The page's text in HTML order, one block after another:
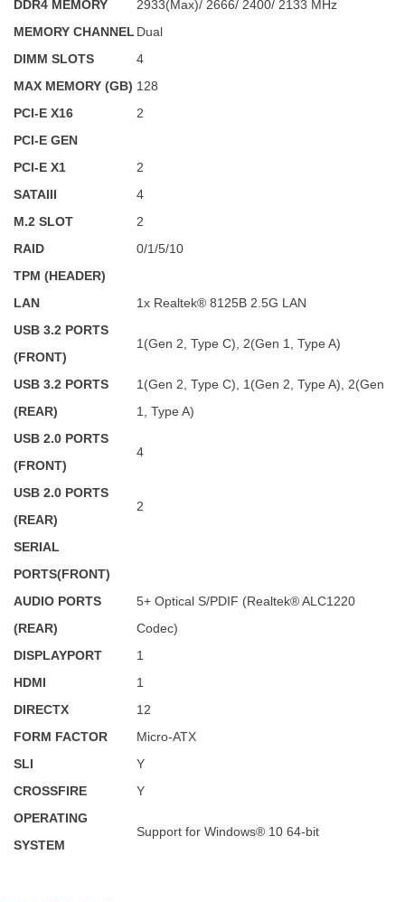
DDR4 MEMORY
2933(Max)/ 2666/ 2400/ 2133 MHz
MEMORY CHANNELDual
DIMM SLOTS
4
MAX MEMORY (GB) 128
PCI-E X16
2
PCI-E GEN
PCI-E X1
2
SATAIII
4
M.2 SLOT
2
RAID
0/1/5/10
TPM (HEADER)
LAN
1x Realtek® 8125B 2.5G LAN
USB 3.2 PORTS
(FRONT)
1(Gen 2, Type C), 2(Gen 1, Type A)
USB 3.2 PORTS
(REAR)
1(Gen 2, Type C), 1(Gen 2, Type A), 2(Gen
1, Type A)
USB 2.0 PORTS
(FRONT)
4
USB 2.0 PORTS
(REAR)
2
SERIAL
PORTS(FRONT)
AUDIO PORTS
(REAR)
5+ Optical S/PDIF (Realtek® ALC1220
Codec)
DISPLAYPORT
1
HDMI
1
DIRECTX
12
FORM FACTOR
Micro-ATX
SLI
Y
CROSSFIRE
Y
OPERATING
SYSTEM
Support for Windows® 10 64-bit